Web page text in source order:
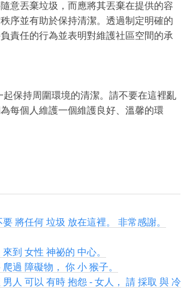
意丟棄垃圾，而應將其丟棄在提供的容
序並有助於保持清潔。透過制定明確的
責任的行為並表明對維護社區空間的承
起保持周圍環境的清潔。請不要在這裡亂
每個人維護一個維護良好、溫馨的環
要 將任何 垃圾 放在這裡。 非常感謝。
來到 女性 神祕的 中心。
爬過 障礙物， 你 小 猴子。
男人 可以 有時 抱怨 - 女人， 請 採取 與 冷